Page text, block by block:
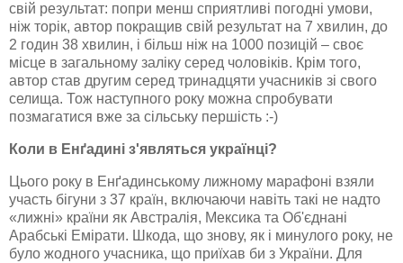
свій результат: попри менш сприятливі погодні умови,
ніж торік, автор покращив свій результат на 7 хвилин, до
2 годин 38 хвилин, і більш ніж на 1000 позицій – своє
місце в загальному заліку серед чоловіків. Крім того,
автор став другим серед тринадцяти учасників зі свого
селища. Тож наступного року можна спробувати
позмагатися вже за сільську першість :-)
Коли в Енґадині з'являться українці?
Цього року в Енґадинському лижному марафоні взяли
участь бігуни з 37 країн, включаючи навіть такі не надто
«лижні» країни як Австралія, Мексика та Об'єднані
Арабські Емірати. Шкода, що знову, як і минулого року, не
було жодного учасника, що приїхав би з України. Для